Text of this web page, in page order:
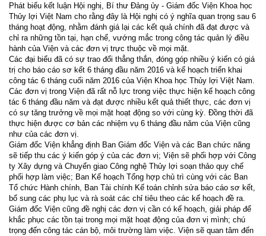
Phát biểu kết luận Hội nghị, Bí thư Đảng ủy - Giám đốc Viện Khoa học
Thủy lợi Việt Nam cho rằng đây là Hội nghị có ý nghĩa quan trọng sau 6
tháng hoạt động, nhằm đánh giá lại các kết quả chính đã đạt được và
chỉ ra những tồn tại, hạn chế, vướng mắc trong công tác quản lý điều
hành của Viện và các đơn vị trực thuộc về mọi mặt.
Các đại biểu đã có sự trao đổi thẳng thắn, đóng góp nhiều ý kiến có giá
trị cho báo cáo sơ kết 6 tháng đầu năm 2016 và kế hoạch triển khai
công tác 6 tháng cuối năm 2016 của Viện Khoa học Thủy lợi Việt Nam.
Các đơn vị trong Viện đã rất nỗ lực trong việc thực hiện kế hoạch công
tác 6 tháng đầu năm và đạt được nhiều kết quả thiết thực, các đơn vị
có sự tăng trưởng về mọi mặt hoạt động so với cùng kỳ. Đồng thời đã
thực hiện được cơ bản các nhiệm vụ 6 tháng đầu năm của Viện cũng
như của các đơn vị.
Giám đốc Viện khẳng định Ban Giám đốc Viện và các Ban chức năng
sẽ tiếp thu các ý kiến góp ý của các đơn vị; Viện sẽ phối hợp với Công
ty Xây dựng và Chuyển giao Công nghệ Thủy lợi soạn thảo quy chế
phối hợp làm việc; Ban Kế hoạch Tổng hợp chủ trì cùng với các Ban
Tổ chức Hành chính, Ban Tài chính Kế toán chỉnh sửa báo cáo sơ kết,
bổ sung các phụ lục và rà soát các chỉ tiêu theo các kế hoạch đề ra.
Giám đốc Viện cũng đề nghị các đơn vị cần có kế hoạch, giải pháp để
khắc phục các tồn tại trong mọi mặt hoạt động của đơn vị mình; chú
trọng đến công tác cán bộ, môi trường làm việc. Viện sẽ quan tâm đến